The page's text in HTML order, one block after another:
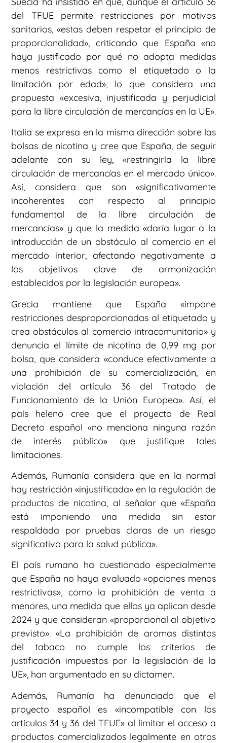
del TFUE permite restricciones por motivos
sanitarios, «estas deben respetar el principio de
proporcionalidad», criticando que España «no
haya justificado por qué no adopta medidas
menos restrictivas como el etiquetado o la
limitación por edad», lo que considera una
propuesta «excesiva, injustificada y perjudicial
para la libre circulación de mercancías en la UE».
Italia se expresa en la misma dirección sobre las
bolsas de nicotina y cree que España, de seguir
adelante con su ley, «restringiría la libre
circulación de mercancías en el mercado único».
Así, considera que son «significativamente
incoherentes con respecto al principio
fundamental de la libre circulación de
mercancías» y que la medida «daría lugar a la
introducción de un obstáculo al comercio en el
mercado interior, afectando negativamente a
los objetivos clave de armonización
establecidos por la legislación europea».
Grecia mantiene que España «impone
restricciones desproporcionadas al etiquetado y
crea obstáculos al comercio intracomunitario» y
denuncia el límite de nicotina de 0,99 mg por
bolsa, que considera «conduce efectivamente a
una prohibición de su comercialización, en
violación del artículo 36 del Tratado de
Funcionamiento de la Unión Europea». Así, el
país heleno cree que el proyecto de Real
Decreto español «no menciona ninguna razón
de interés público» que justifique tales
limitaciones.
Además, Rumanía considera que en la normal
hay restricción «injustificada» en la regulación de
productos de nicotina, al señalar que «España
está imponiendo una medida sin estar
respaldada por pruebas claras de un riesgo
significativo para la salud pública».
El país rumano ha cuestionado especialmente
que España no haya evaluado «opciones menos
restrictivas», como la prohibición de venta a
menores, una medida que ellos ya aplican desde
2024 y que consideran «proporcional al objetivo
previsto». «La prohibición de aromas distintos
del tabaco no cumple los criterios de
justificación impuestos por la legislación de la
UE», han argumentado en su dictamen.
Además, Rumanía ha denunciado que el
proyecto español es «incompatible con los
artículos 34 y 36 del TFUE» al limitar el acceso a
productos comercializados legalmente en otros